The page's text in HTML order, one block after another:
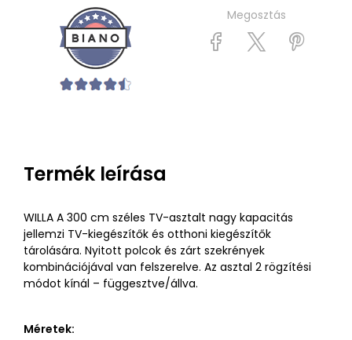
Megosztás
Termék leírása
WILLA A 300 cm széles TV-asztalt nagy kapacitás
jellemzi TV-kiegészítők és otthoni kiegészítők
tárolására. Nyitott polcok és zárt szekrények
kombinációjával van felszerelve. Az asztal 2 rögzítési
módot kínál – függesztve/állva.
Méretek: